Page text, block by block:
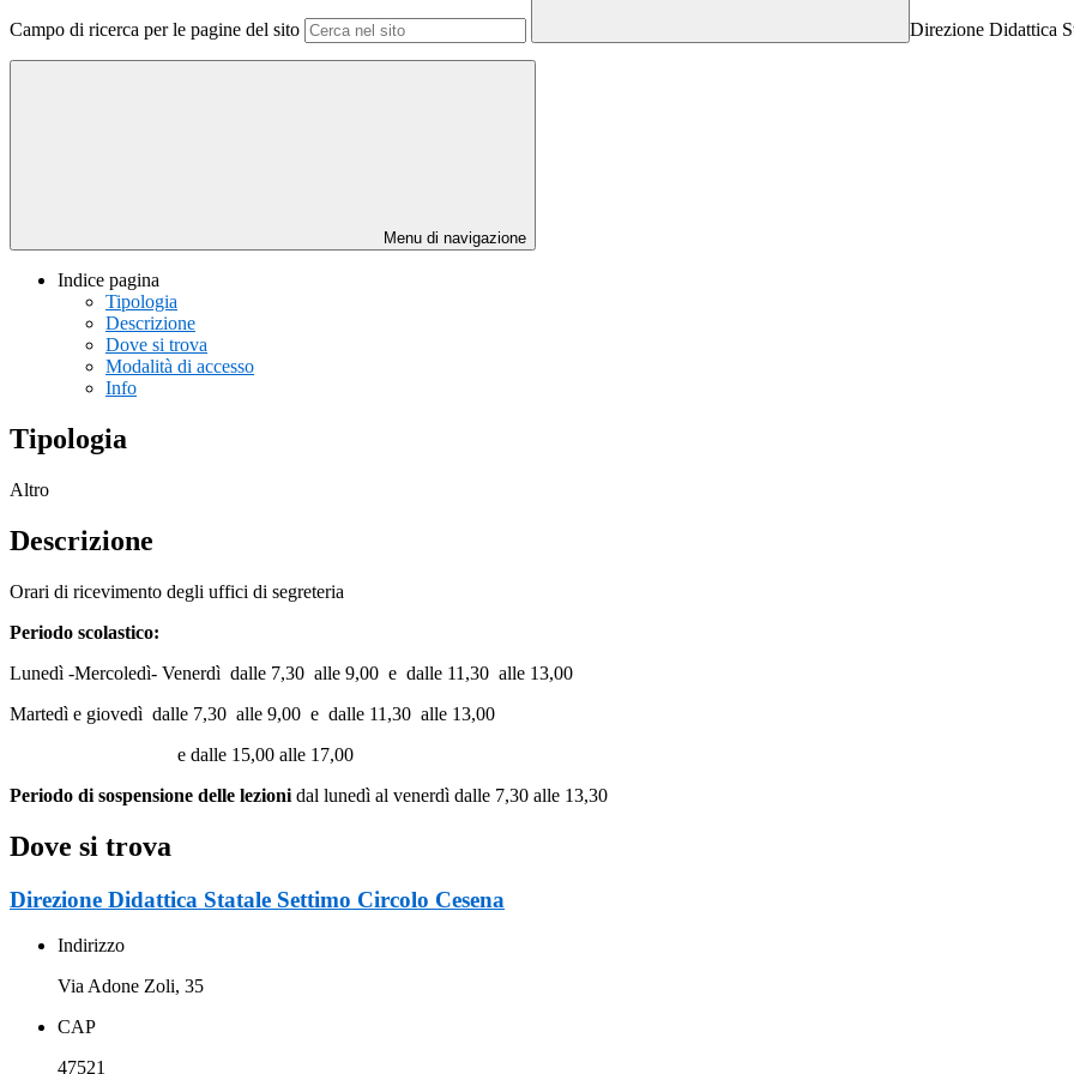
Campo di ricerca per le pagine del sito Direzione Didattica
Menu di navigazione
Indice pagina
Tipologia
Descrizione
Dove si trova
Modalità di accesso
Info
Tipologia
Altro
Descrizione
Orari di ricevimento degli uffici di segreteria
Periodo scolastico:
Lunedì -Mercoledì- Venerdì dalle 7,30 alle 9,00 e dalle 11,30 alle 13,00
Martedì e giovedì dalle 7,30 alle 9,00 e dalle 11,30 alle 13,00
e dalle 15,00 alle 17,00
Periodo di sospensione delle lezioni dal lunedì al venerdì dalle 7,30 alle 13,30
Dove si trova
Direzione Didattica Statale Settimo Circolo Cesena
Indirizzo
Via Adone Zoli, 35
CAP
47521